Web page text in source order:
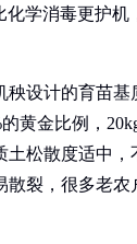
化学消毒更护
秧设计的育苗基
黄金比例，
土松散度适中，
散裂，很多老农